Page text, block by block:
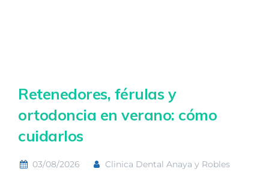
Retenedores, férulas y
ortodoncia en verano: cómo
cuidarlos
03/08/2026 Clinica Dental Anaya y Robles